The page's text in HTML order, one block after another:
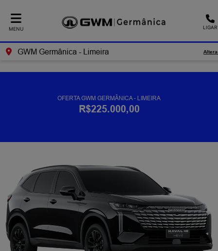
MENU LIGAR
GWM Germânica - Limeira
OFERTA GWM GERMÂNICA - LIMEIRA
R$225.000,00